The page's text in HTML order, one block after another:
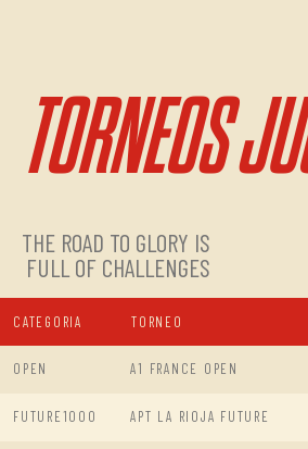
TORNEOS
THE ROAD TO GLORY IS
FULL OF CHALLENGES
CATEGORIA TORNEO
OPEN A1 FRANCE OPEN
FUTURE1000 APT LA RIOJA FUTURE